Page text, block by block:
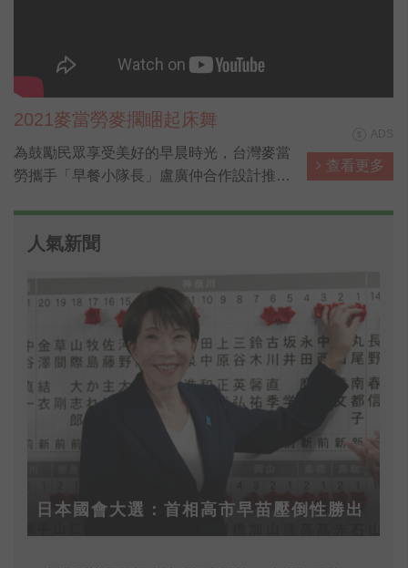
2021麥當勞麥擱睏起床舞
為鼓勵民眾享受美好的早晨時光，台灣麥當
勞攜手「早餐小隊長」盧廣仲合作設計推出
隊長一起跳「麥擱睏起床舞」，上傳IG還能
查看更多
人氣新聞
日本國會大選：首相高市早苗壓倒性勝出